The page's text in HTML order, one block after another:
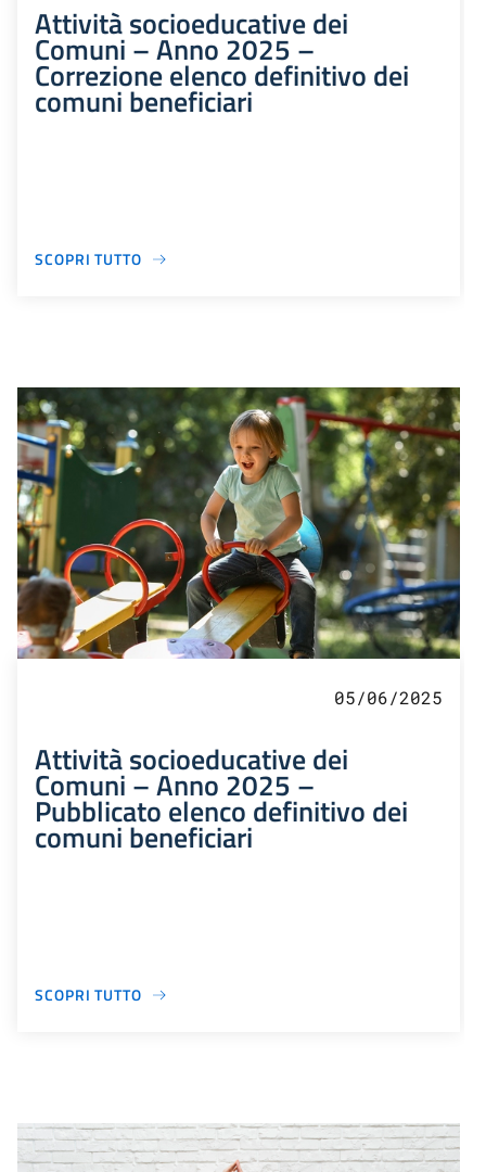
Attività socioeducative dei
Comuni – Anno 2025 –
Correzione elenco definitivo dei
comuni beneficiari
SCOPRI TUTTO
05/06/2025
Attività socioeducative dei
Comuni – Anno 2025 –
Pubblicato elenco definitivo dei
comuni beneficiari
SCOPRI TUTTO